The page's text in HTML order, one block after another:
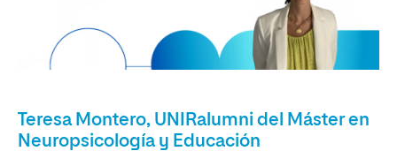
Teresa Montero, UNIRalumni del Máster en
Neuropsicología y Educación